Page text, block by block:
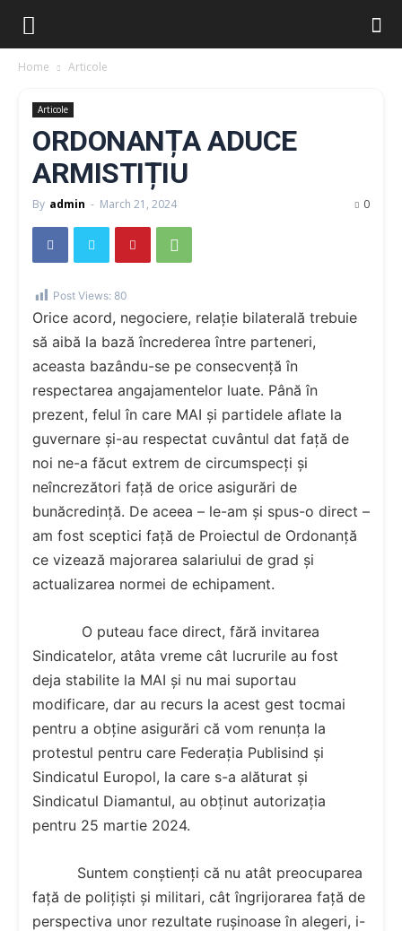
Home Articole
Articole
ORDONANȚA ADUCE
ARMISTIȚIU
By admin - March 21, 2024 0
Post Views: 80
Orice acord, negociere, relație bilaterală trebuie
să aibă la bază încrederea între parteneri,
aceasta bazându-se pe consecvență în
respectarea angajamentelor luate. Până în
prezent, felul în care MAI și partidele aflate la
guvernare și-au respectat cuvântul dat față de
noi ne-a făcut extrem de circumspecți și
neîncrezători față de orice asigurări de
bunăcredință. De aceea – le-am și spus-o direct –
am fost sceptici față de Proiectul de Ordonanță
ce vizează majorarea salariului de grad și
actualizarea normei de echipament.
O puteau face direct, fără invitarea
Sindicatelor, atâta vreme cât lucrurile au fost
deja stabilite la MAI și nu mai suportau
modificare, dar au recurs la acest gest tocmai
pentru a obține asigurări că vom renunța la
protestul pentru care Federația Publisind și
Sindicatul Europol, la care s-a alăturat și
Sindicatul Diamantul, au obținut autorizația
pentru 25 martie 2024.
Suntem conștienți că nu atât preocuparea
față de polițiști și militari, cât îngrijorarea față de
perspectiva unor rezultate rușinoase în alegeri, i-